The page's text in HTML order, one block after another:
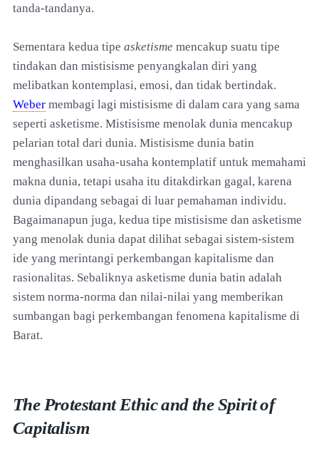
tanda-tandanya.
Sementara kedua tipe asketisme mencakup suatu tipe
tindakan dan mistisisme penyangkalan diri yang
melibatkan kontemplasi, emosi, dan tidak bertindak.
Weber membagi lagi mistisisme di dalam cara yang sama
seperti asketisme. Mistisisme menolak dunia mencakup
pelarian total dari dunia. Mistisisme dunia batin
menghasilkan usaha-usaha kontemplatif untuk memahami
makna dunia, tetapi usaha itu ditakdirkan gagal, karena
dunia dipandang sebagai di luar pemahaman individu.
Bagaimanapun juga, kedua tipe mistisisme dan asketisme
yang menolak dunia dapat dilihat sebagai sistem-sistem
ide yang merintangi perkembangan kapitalisme dan
rasionalitas. Sebaliknya asketisme dunia batin adalah
sistem norma-norma dan nilai-nilai yang memberikan
sumbangan bagi perkembangan fenomena kapitalisme di
Barat.
The Protestant Ethic and the Spirit of
Capitalism